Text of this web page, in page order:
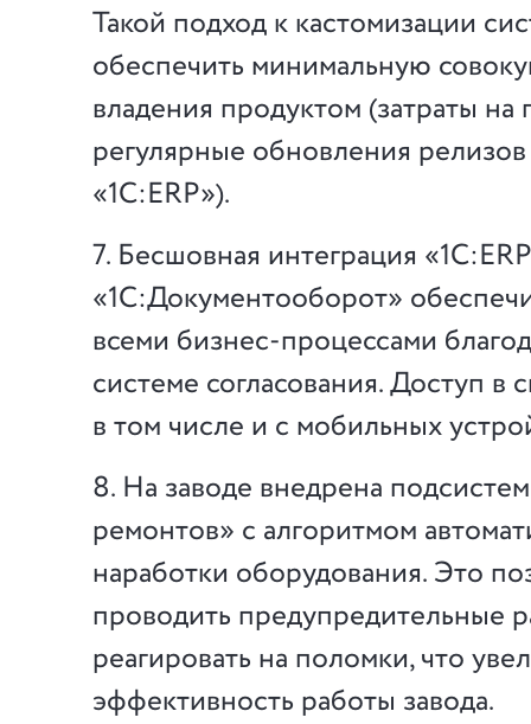
Такой подход к кастомизации
обеспечить минимальную
владения продуктом (затраты
регулярные обновления
«1С:ERP»).
7. Бесшовная интеграция
«1С:Документооборот»
всеми бизнес-процессами
системе согласования. Доступ в
в том числе и с мобильных
8. На заводе внедрена
ремонтов» с алгоритмом
наработки оборудования. Это
проводить предупредительные
реагировать на поломки, что
эффективность работы завода.